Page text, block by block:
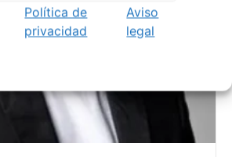
Política de
privacidad
Aviso
legal